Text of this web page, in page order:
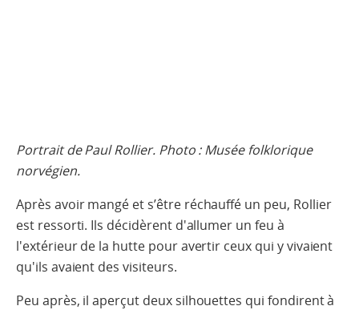
Portrait de Paul Rollier. Photo : Musée folklorique
norvégien.
Après avoir mangé et s’être réchauffé un peu, Rollier
est ressorti. Ils décidèrent d'allumer un feu à
l'extérieur de la hutte pour avertir ceux qui y vivaient
qu'ils avaient des visiteurs.
Peu après, il aperçut deux silhouettes qui fondirent à